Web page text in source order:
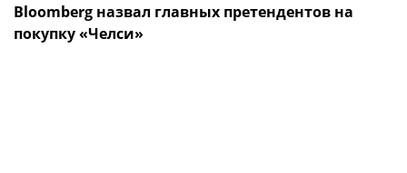
Bloomberg назвал главных претендентов на
покупку «Челси»